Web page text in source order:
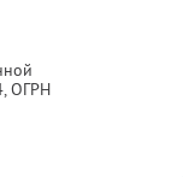
, ОГРН